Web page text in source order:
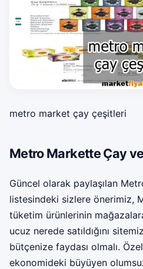
metro market çay çeşitleri
Metro Markette Çay
Güncel olarak paylaşılan
listesindeki sizlere önerimiz,
tüketim ürünlerinin
ucuz nerede satıldığını
bütçenize faydası olmalı.
ekonomideki büyüyen